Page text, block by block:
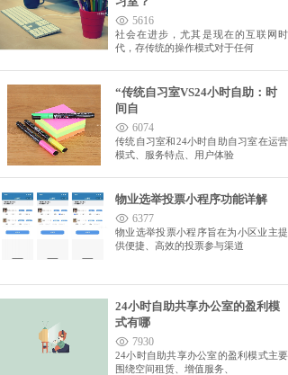
5616
社会在进步，尤其是现在的互联网时
代，存传统的操作模式对于任何
“传统自习室VS24小时自助：时
间自
6074
传统自习室和24小时自助自习室在运营
模式、服务特点、用户体验
物业选举投票小程序功能详解
6377
物业选举投票小程序旨在为小区业主提
供便捷、高效的投票参与渠道
24小时自助共享办公室的盈利模
式有哪
7930
24小时自助共享办公室的盈利模式主要
围绕空间租赁、增值服务、